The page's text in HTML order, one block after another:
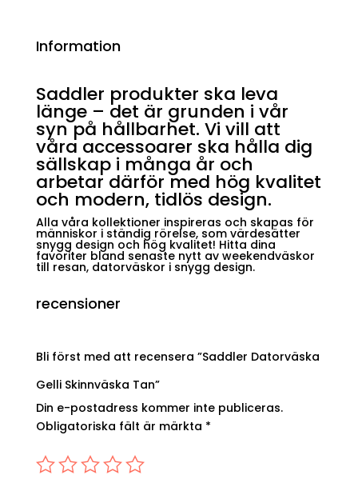
Information
Saddler produkter ska leva
länge – det är grunden i vår
syn på hållbarhet. Vi vill att
våra accessoarer ska hålla dig
sällskap i många år och
arbetar därför med hög kvalitet
och modern, tidlös design.
Alla våra kollektioner inspireras och skapas för
människor i ständig rörelse, som värdesätter
snygg design och hög kvalitet! Hitta dina
favoriter bland senaste nytt av weekendväskor
till resan, datorväskor i snygg design.
recensioner
Bli först med att recensera ”Saddler Datorväska
Gelli Skinnväska Tan”
Din e-postadress kommer inte publiceras.
Obligatoriska fält är märkta *